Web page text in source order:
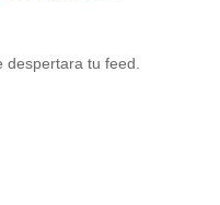
despertara tu feed.